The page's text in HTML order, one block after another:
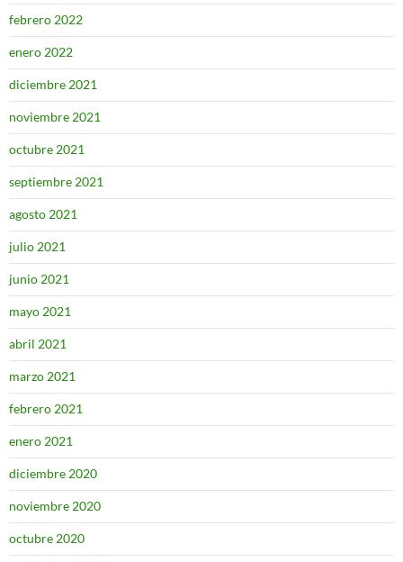
febrero 2022
enero 2022
diciembre 2021
noviembre 2021
octubre 2021
septiembre 2021
agosto 2021
julio 2021
junio 2021
mayo 2021
abril 2021
marzo 2021
febrero 2021
enero 2021
diciembre 2020
noviembre 2020
octubre 2020